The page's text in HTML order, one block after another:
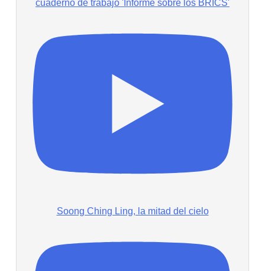
cuaderno de trabajo 'Informe sobre los BRICS'
Soong Ching Ling, la mitad del cielo